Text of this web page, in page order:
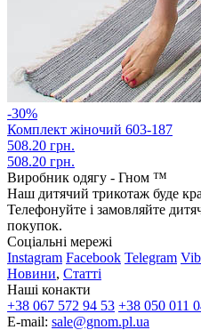
-30%
Комплект жіночий 603-187
508.20 грн.
508.20 грн.
Виробник одягу - Гном ™
Наш дитячий трикотаж буде
Телефонуйте і замовляйте
покупок.
Соціальні мережі
Instagram Facebook Telegram
Новини, Статті
Наші конакти
+38 067 572 94 53 +38 050 011
E-mail: sale@gnom.pl.ua